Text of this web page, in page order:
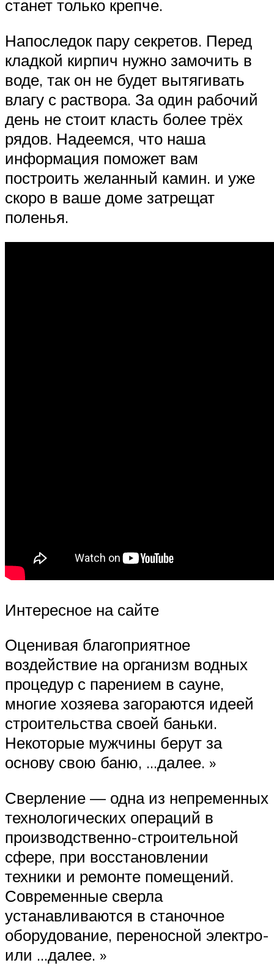
станет только крепче.
Напоследок пару секретов. Перед
кладкой кирпич нужно замочить в
воде, так он не будет вытягивать
влагу с раствора. За один рабочий
день не стоит класть более трёх
рядов. Надеемся, что наша
информация поможет вам
построить желанный камин. и уже
скоро в ваше доме затрещат
поленья.
Интересное на сайте
Оценивая благоприятное
воздействие на организм водных
процедур с парением в сауне,
многие хозяева загораются идеей
строительства своей баньки.
Некоторые мужчины берут за
основу свою баню, …далее. »
Сверление — одна из непременных
технологических операций в
производственно-строительной
сфере, при восстановлении
техники и ремонте помещений.
Современные сверла
устанавливаются в станочное
оборудование, переносной электро-
или …далее. »